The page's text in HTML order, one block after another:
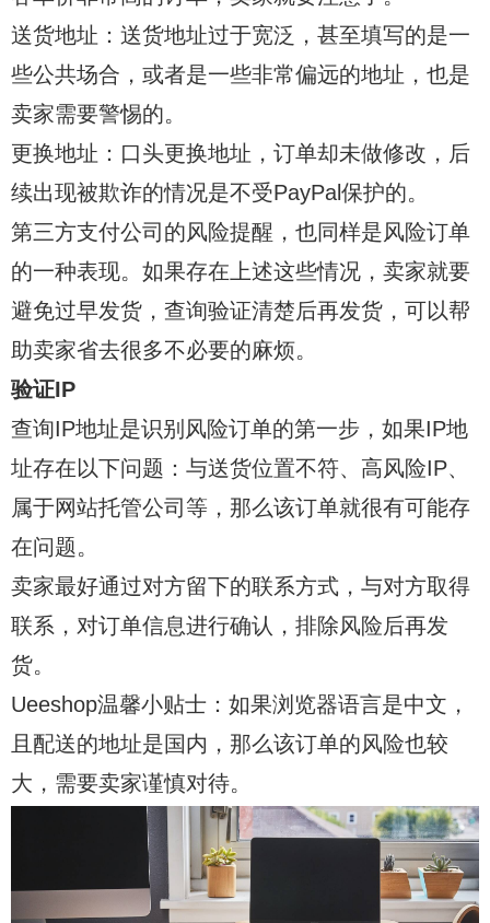
送货地址：送货地址过于宽泛，甚至填写的是一
些公共场合，或者是一些非常偏远的地址，也是
卖家需要警惕的。
更换地址：口头更换地址，订单却未做修改，后
续出现被欺诈的情况是不受PayPal保护的。
第三方支付公司的风险提醒，也同样是风险订单
的一种表现。如果存在上述这些情况，卖家就要
避免过早发货，查询验证清楚后再发货，可以帮
助卖家省去很多不必要的麻烦。
验证IP
查询IP地址是识别风险订单的第一步，如果IP地
址存在以下问题：与送货位置不符、高风险IP、
属于网站托管公司等，那么该订单就很有可能存
在问题。
卖家最好通过对方留下的联系方式，与对方取得
联系，对订单信息进行确认，排除风险后再发
货。
Ueeshop温馨小贴士：如果浏览器语言是中文，
且配送的地址是国内，那么该订单的风险也较
大，需要卖家谨慎对待。